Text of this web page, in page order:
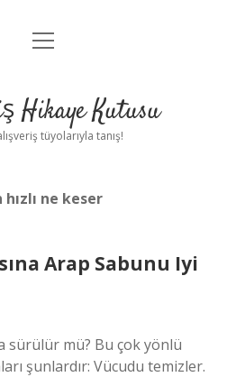
Anasayfa
Yasal Uyarı
menüyü
Hikaye Kutusu
tüyolarıyla tanış!
hızlı ne keser
Arap Sabunu Iyi
sürülür mü? Bu çok yönlü
şunlardır: Vücudu temizler.